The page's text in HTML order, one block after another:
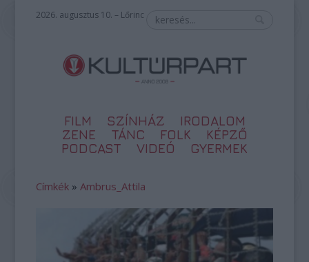
2026. augusztus 10. – Lőrinc
FILM SZÍNHÁZ
IRODALOM
ZENE
TÁNC FOLK
KÉPZŐ
PODCAST
VIDEÓ GYERMEK
Címkék »Ambrus_Attila